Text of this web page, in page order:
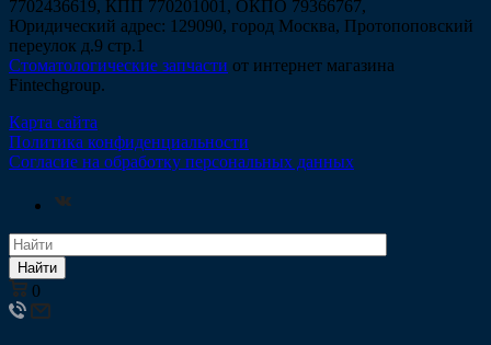
7702436619, КПП 770201001, ОКПО 79366767,
Юридический адрес: 129090, город Москва, Протопоповский
переулок д.9 стр.1
Стоматологические запчасти от интернет магазина
Fintechgroup.
Карта сайта
Политика конфиденциальности
Согласие на обработку персональных данных
Найти
0